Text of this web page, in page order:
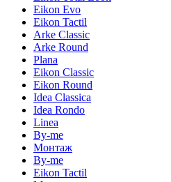
Eikon Evo
Eikon Tactil
Arke Classic
Arke Round
Plana
Eikon Classic
Eikon Round
Idea Classica
Idea Rondo
Linea
By-me
Монтаж
By-me
Eikon Tactil